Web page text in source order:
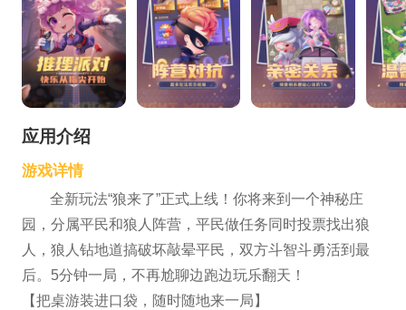
应用介绍
游戏详情
全新玩法“狼来了”正式上线！你将来到一个神秘庄
园，分属平民和狼人阵营，平民做任务同时投票找出狼
人，狼人钻地道搞破坏敲晕平民，双方斗智斗勇活到最
后。5分钟一局，不再尬聊边跑边玩乐翻天！
【把桌游装进口袋，随时随地来一局】